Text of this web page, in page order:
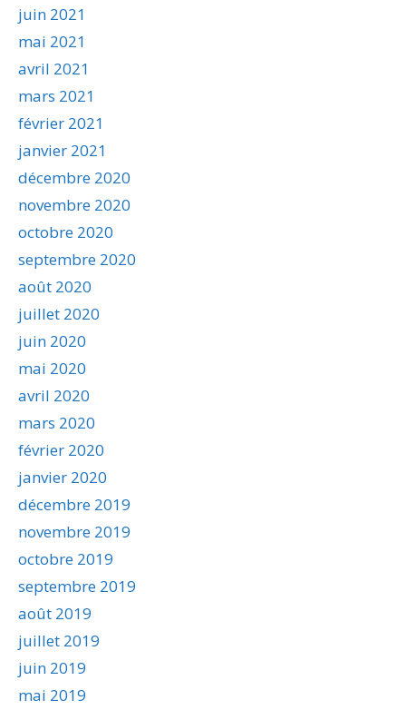
juin 2021
mai 2021
avril 2021
mars 2021
février 2021
janvier 2021
décembre 2020
novembre 2020
octobre 2020
septembre 2020
août 2020
juillet 2020
juin 2020
mai 2020
avril 2020
mars 2020
février 2020
janvier 2020
décembre 2019
novembre 2019
octobre 2019
septembre 2019
août 2019
juillet 2019
juin 2019
mai 2019